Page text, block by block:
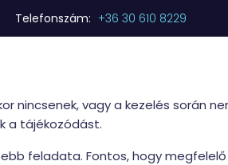
Telefonszám: +36 30 610 8229
nincsenek, vagy a kezelés során
a tájékozódást.
feladata. Fontos, hogy